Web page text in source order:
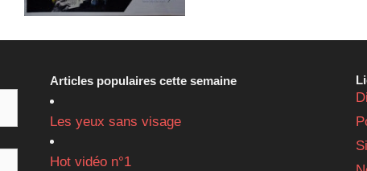
Articles populaires cette semaine
Les yeux sans visage
Hot vidéo n°1